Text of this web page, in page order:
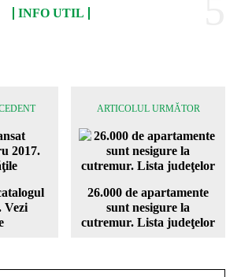
INFO UTIL
Vezi
ARTICOLUL URMĂTOR
26.000 de apartamente
sunt nesigure la
cutremur. Lista judeţelor